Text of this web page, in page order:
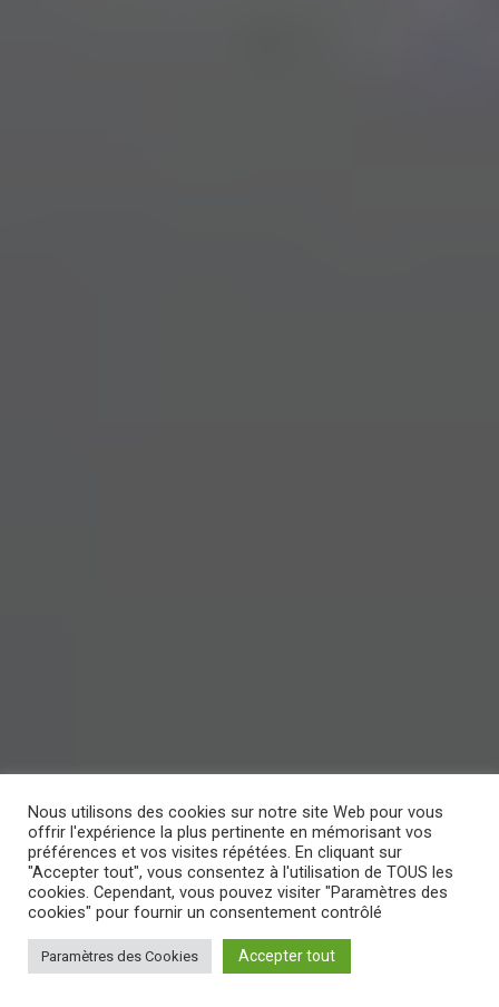
Nous utilisons des cookies sur notre site Web pour vous
offrir l'expérience la plus pertinente en mémorisant vos
préférences et vos visites répétées. En cliquant sur
"Accepter tout", vous consentez à l'utilisation de TOUS les
cookies. Cependant, vous pouvez visiter "Paramètres des
cookies" pour fournir un consentement contrôlé
Paramètres des Cookies Accepter tout